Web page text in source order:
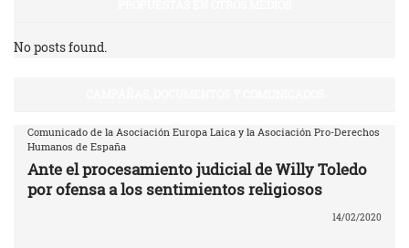
No posts found.
Comunicado de la Asociación Europa Laica y la Asociación Pro-Derechos
Humanos de España
Ante el procesamiento judicial de Willy Toledo
por ofensa a los sentimientos religiosos
14/02/2020